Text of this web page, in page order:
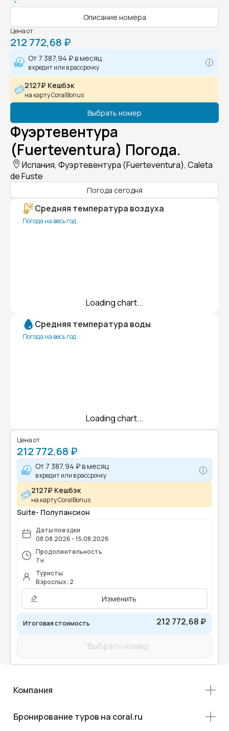
Описание номера
Цена от
212 772,68 ₽
От 7 387,94 ₽в месяц
в кредит или в рассрочку
2127₽ Кешбэк
на карту CoralBonus
Выбрать номер
Фуэртевентура
(Fuerteventura) Погода.
Испания, Фуэртевентура (Fuerteventura), Caleta
de Fuste
Погода сегодня
Средняя температура воздуха
Погода на весь год
Loading chart...
Средняя температура воды
Погода на весь год
Loading chart...
Цена от
212 772,68 ₽
От 7 387,94 ₽в месяц
в кредит или в рассрочку
2127₽ Кешбэк
на карту CoralBonus
Suite- Полупансион
Даты поездки
08.08.2026 - 15.08.2026
Продолжительность
7 н
Туристы
Взрослых: 2
Изменить
Итоговая стоимость 212 772,68 ₽
Выбрать номер
Компания
Бронирование туров на coral.ru